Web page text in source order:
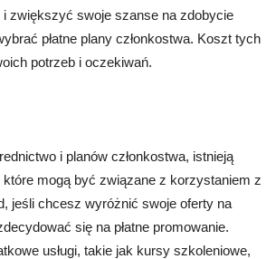
zwiększyć swoje szanse na zdobycie
płatne plany członkostwa. Koszt tych
potrzeb i oczekiwań.
i planów członkostwa, istnieją
mogą być związane z korzystaniem z
jeśli chcesz wyróżnić swoje oferty na
się na płatne promowanie.
usługi, takie jak kursy szkoleniowe,